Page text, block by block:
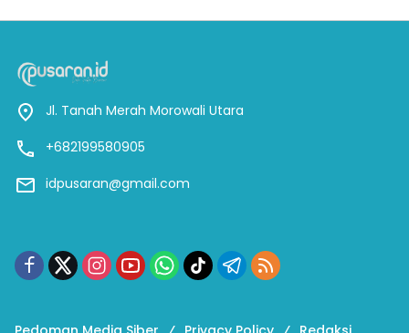
Jl. Tanah Merah Morowali Utara
+682199580905
idpusaran@gmail.com